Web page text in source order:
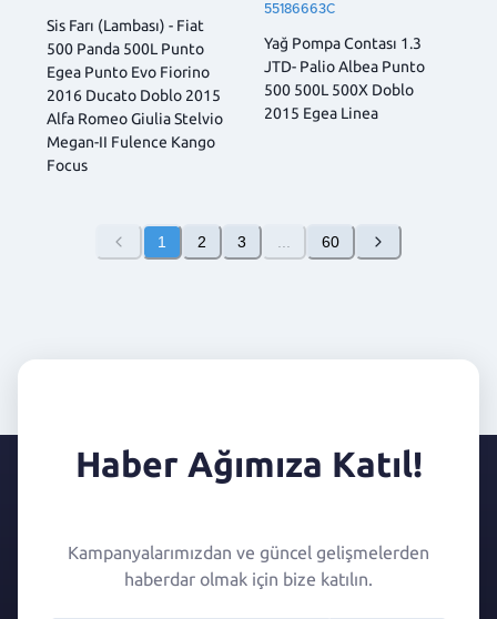
Sis Farı (Lambası) - Fiat
500 Panda 500L Punto
Egea Punto Evo Fiorino
2016 Ducato Doblo 2015
Alfa Romeo Giulia Stelvio
Megan-II Fulence Kango
Focus
55186663C
Yağ Pompa Contası 1.3
JTD- Palio Albea Punto
500 500L 500X Doblo
2015 Egea Linea
1 2 3 ... 60
Haber Ağımıza Katıl!
Kampanyalarımızdan ve güncel gelişmelerden
haberdar olmak için bize katılın.